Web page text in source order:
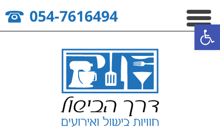
פתח סרגל נגישות
054-7616494